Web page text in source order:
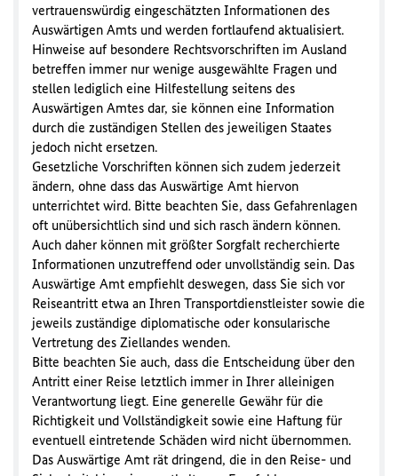
vertrauenswürdig eingeschätzten Informationen des
Auswärtigen Amts und werden fortlaufend aktualisiert.
Hinweise auf besondere Rechtsvorschriften im Ausland
betreffen immer nur wenige ausgewählte Fragen und
stellen lediglich eine Hilfestellung seitens des
Auswärtigen Amtes dar, sie können eine Information
durch die zuständigen Stellen des jeweiligen Staates
jedoch nicht ersetzen.
Gesetzliche Vorschriften können sich zudem jederzeit
ändern, ohne dass das Auswärtige Amt hiervon
unterrichtet wird. Bitte beachten Sie, dass Gefahrenlagen
oft unübersichtlich sind und sich rasch ändern können.
Auch daher können mit größter Sorgfalt recherchierte
Informationen unzutreffend oder unvollständig sein. Das
Auswärtige Amt empfiehlt deswegen, dass Sie sich vor
Reiseantritt etwa an Ihren Transportdienstleister sowie die
jeweils zuständige diplomatische oder konsularische
Vertretung des Ziellandes wenden.
Bitte beachten Sie auch, dass die Entscheidung über den
Antritt einer Reise letztlich immer in Ihrer alleinigen
Verantwortung liegt. Eine generelle Gewähr für die
Richtigkeit und Vollständigkeit sowie eine Haftung für
eventuell eintretende Schäden wird nicht übernommen.
Das Auswärtige Amt rät dringend, die in den Reise- und